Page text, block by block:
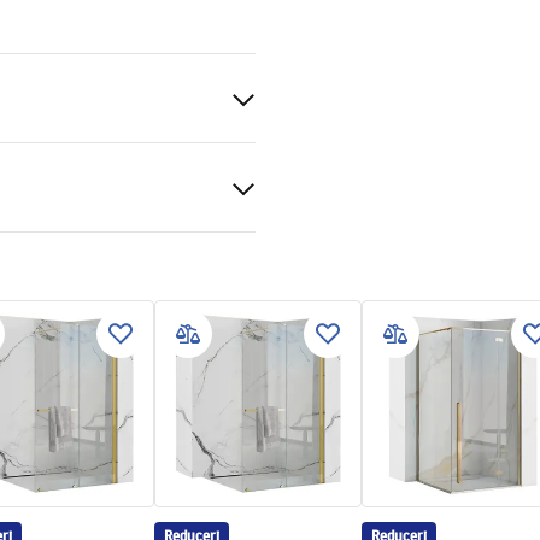
_5.pdf
Reduceri Reduceri